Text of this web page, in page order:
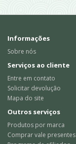
Informações
Sobre nós
Serviços ao cliente
Entre em contato
Solicitar devolução
Mapa do site
Outros serviços
Produtos por marca
Comprar vale presentes